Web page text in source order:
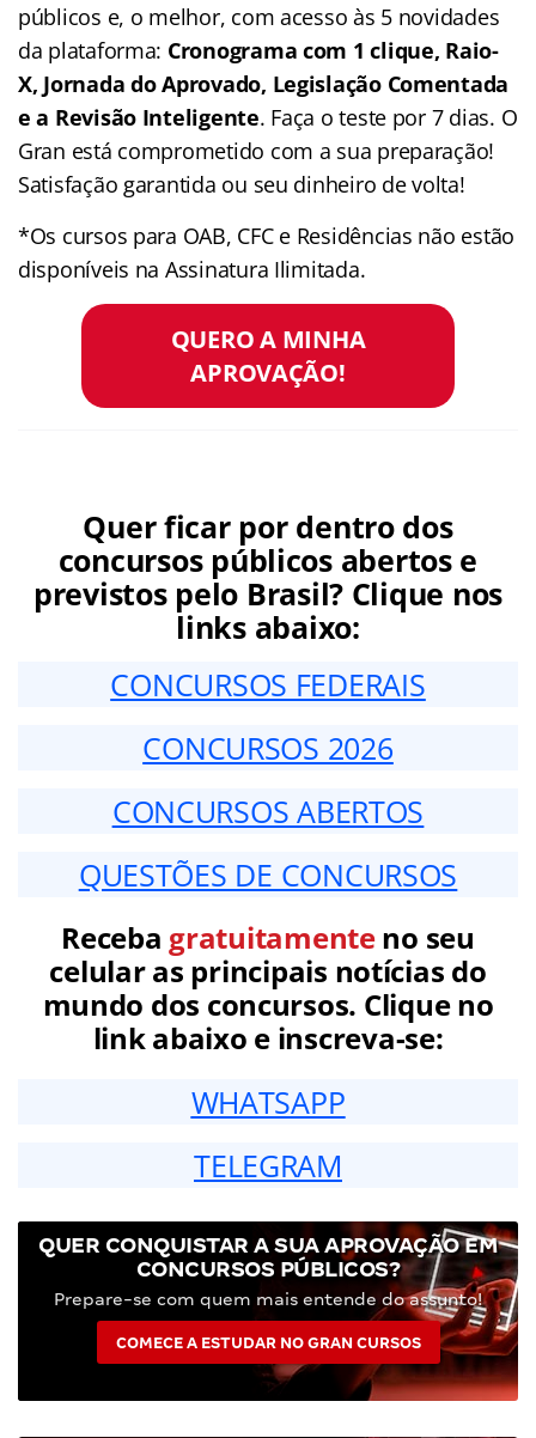
públicos e, o melhor, com acesso às 5 novidades
da plataforma: Cronograma com 1 clique, Raio-
X, Jornada do Aprovado, Legislação Comentada
e a Revisão Inteligente. Faça o teste por 7 dias. O
Gran está comprometido com a sua preparação!
Satisfação garantida ou seu dinheiro de volta!
*Os cursos para OAB, CFC e Residências não estão
disponíveis na Assinatura Ilimitada.
QUERO A MINHA
APROVAÇÃO!
Quer ficar por dentro dos
concursos públicos abertos e
previstos pelo Brasil? Clique nos
links abaixo:
CONCURSOS FEDERAIS
CONCURSOS 2026
CONCURSOS ABERTOS
QUESTÕES DE CONCURSOS
Receba gratuitamenteno seu
celular as principais notícias do
mundo dos concursos. Clique no
link abaixo e inscreva-se:
WHATSAPP
TELEGRAM
QUER CONQUISTAR A SUA APROVAÇÃO EM
CONCURSOS PÚBLICOS?
Prepare-se com quem mais entende do assunto!
COMECE A ESTUDAR NO GRAN CURSOS